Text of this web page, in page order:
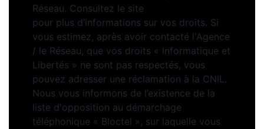
Réseau. Consultez le site
pour plus d’informations sur vos droits. Si
vous estimez, après avoir contacté l'Agence
/ le Réseau, que vos droits « Informatique et
Libertés » ne sont pas respectés, vous
pouvez adresser une réclamation à la CNIL.
Nous vous informons de l’existence de la
liste d'opposition au démarchage
téléphonique « Bloctel », sur laquelle vous